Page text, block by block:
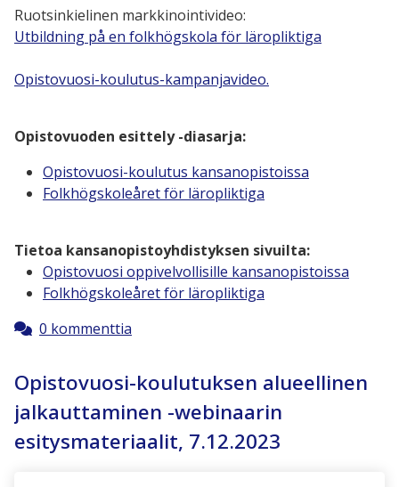
Ruotsinkielinen markkinointivideo:
Utbildning på en folkhögskola för läropliktiga
Opistovuosi-koulutus-kampanjavideo.
Opistovuoden esittely -diasarja:
Opistovuosi-koulutus kansanopistoissa
Folkhögskoleåret för läropliktiga
Tietoa kansanopistoyhdistyksen sivuilta:
Opistovuosi oppivelvollisille kansanopistoissa
Folkhögskoleåret för läropliktiga
0 kommenttia
Opistovuosi-koulutuksen alueellinen
jalkauttaminen -webinaarin
esitysmateriaalit, 7.12.2023